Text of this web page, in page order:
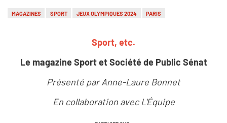
MAGAZINES SPORT JEUX OLYMPIQUES 2024 PARIS
Sport, etc.
Le magazine Sport et Société de Public Sénat
Présenté par Anne-Laure Bonnet
En collaboration avec L'Équipe